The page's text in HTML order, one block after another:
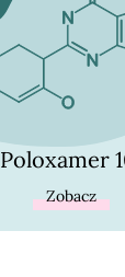
Poloxamer
Zobacz